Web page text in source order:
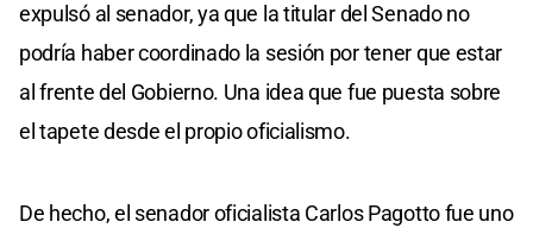
expulsó al senador, ya que la titular del Senado no
podría haber coordinado la sesión por tener que estar
al frente del Gobierno. Una idea que fue puesta sobre
el tapete desde el propio oficialismo.
De hecho, el senador oficialista Carlos Pagotto fue uno